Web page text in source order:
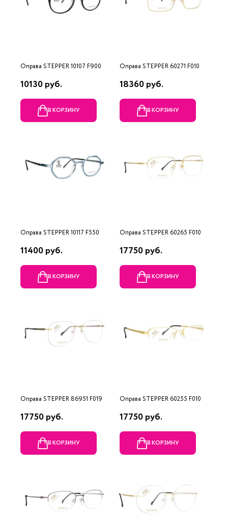
Оправа STEPPER 10107 F900
10130 руб.
В КОРЗИНУ
Оправа STEPPER 60271 F010
18360 руб.
В КОРЗИНУ
Оправа STEPPER 10117 F550
11400 руб.
В КОРЗИНУ
Оправа STEPPER 60265 F010
17750 руб.
В КОРЗИНУ
Оправа STEPPER 86951 F019
17750 руб.
В КОРЗИНУ
Оправа STEPPER 60255 F010
17750 руб.
В КОРЗИНУ